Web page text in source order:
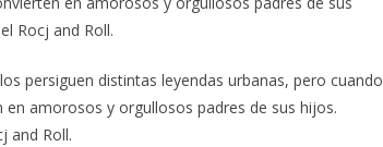
Rocj and Roll.
persiguen distintas leyendas urbanas, pero cuando
amorosos y orgullosos padres de sus hijos.
and Roll.